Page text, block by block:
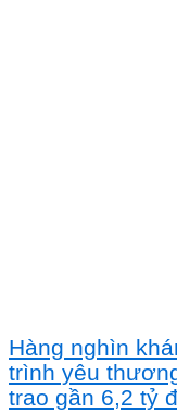
Hàng nghìn
trình yêu
trao gần 6,2 tỷ